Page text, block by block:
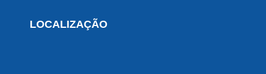
LOCALIZAÇÃO